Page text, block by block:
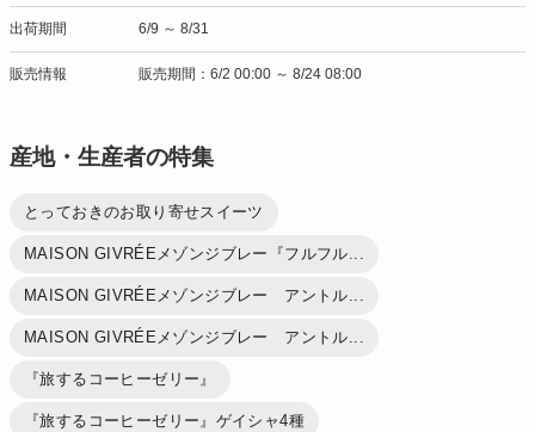
出荷期間 6/9 ～ 8/31
販売情報 販売期間：6/2 00:00 ～ 8/24 08:00
産地・生産者の特集
とっておきのお取り寄せスイーツ
MAISON GIVRÉEメゾンジブレー『フルフル...
MAISON GIVRÉEメゾンジブレー アントル...
MAISON GIVRÉEメゾンジブレー アントル...
『旅するコーヒーゼリー』
『旅するコーヒーゼリー』ゲイシャ4種